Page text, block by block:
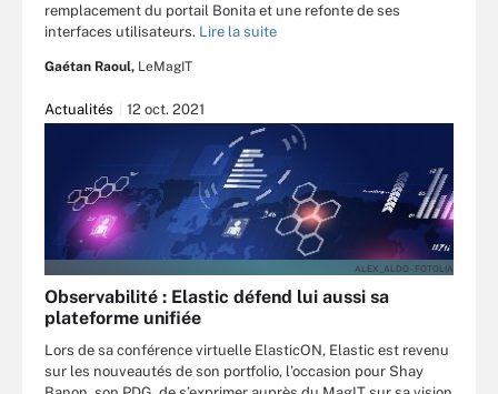
remplacement du portail Bonita et une refonte de ses
interfaces utilisateurs. Lire la suite
Gaétan Raoul, LeMagIT
Actualités 12 oct. 2021
ALEX_ALDO - FOTOLIA
Observabilité : Elastic défend lui aussi sa
plateforme unifiée
Lors de sa conférence virtuelle ElasticON, Elastic est revenu
sur les nouveautés de son portfolio, l’occasion pour Shay